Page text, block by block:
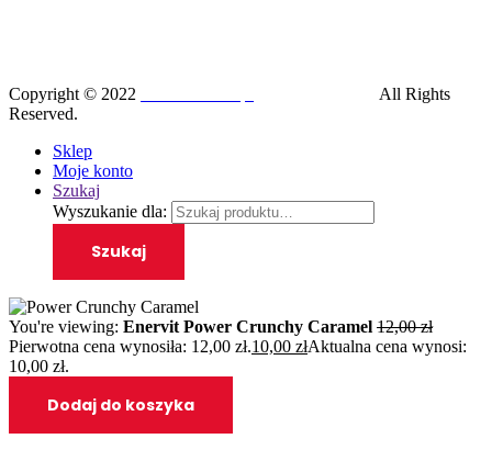
Copyright © 2022
All Rights
Reserved.
Sklep
Moje konto
Szukaj
Wyszukanie dla:
Szukaj
You're viewing: Enervit Power Crunchy Caramel 12,00zł
Pierwotna cena wynosiła: 12,00 zł.10,00 złAktualna cena wynosi:
10,00 zł.
Dodaj do koszyka